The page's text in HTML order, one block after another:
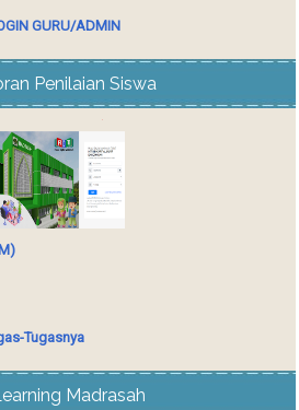
GURU/ADMIN
Penilaian Siswa
Tugasnya
Madrasah